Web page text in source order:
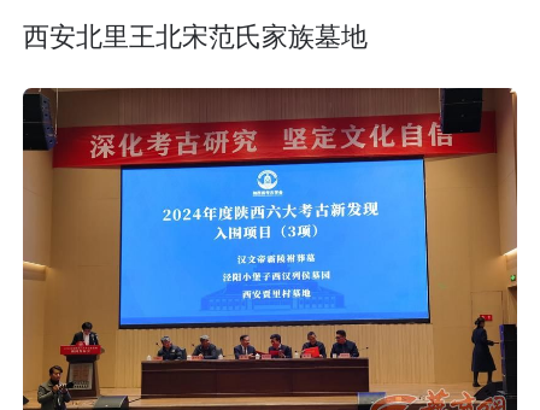
西安北里王北宋范氏家族墓地